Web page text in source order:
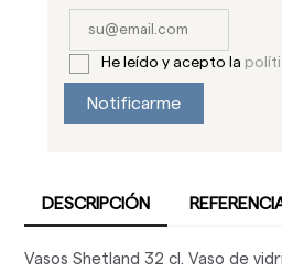
He leído y acepto la
Notificarme
DESCRIPCIÓN
Vasos Shetland 32 cl. Vaso de